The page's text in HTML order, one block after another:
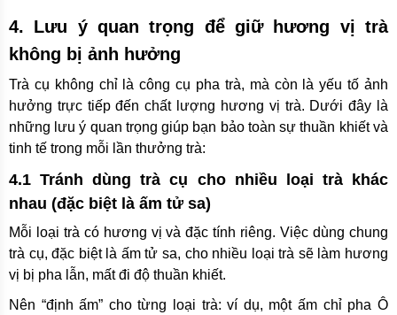
4. Lưu ý quan trọng để giữ hương vị trà
không bị ảnh hưởng
Trà cụ không chỉ là công cụ pha trà, mà còn là yếu tố ảnh
hưởng trực tiếp đến chất lượng hương vị trà. Dưới đây là
những lưu ý quan trọng giúp bạn bảo toàn sự thuần khiết và
tinh tế trong mỗi lần thưởng trà:
4.1 Tránh dùng trà cụ cho nhiều loại trà khác
nhau (đặc biệt là ấm tử sa)
Mỗi loại trà có hương vị và đặc tính riêng. Việc dùng chung
trà cụ, đặc biệt là ấm tử sa, cho nhiều loại trà sẽ làm hương
vị bị pha lẫn, mất đi độ thuần khiết.
Nên “định ấm” cho từng loại trà: ví dụ, một ấm chỉ pha Ô